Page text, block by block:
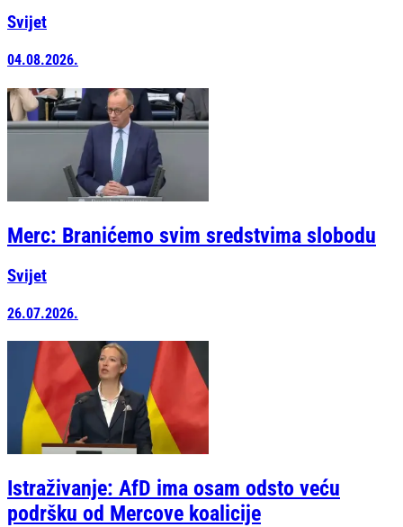
Svijet
04.08.2026.
Merc: Branićemo svim sredstvima slobodu
Svijet
26.07.2026.
Istraživanje: AfD ima osam odsto veću
podršku od Mercove koalicije